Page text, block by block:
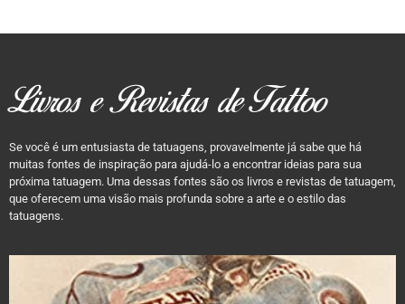
Livros e Revistas de Tattoo
Se você é um entusiasta de tatuagens, provavelmente já sabe que há
muitas fontes de inspiração para ajudá-lo a encontrar ideias para sua
próxima tatuagem. Uma dessas fontes são os livros e revistas de tatuagem,
que oferecem uma visão mais profunda sobre a arte e o estilo das
tatuagens.